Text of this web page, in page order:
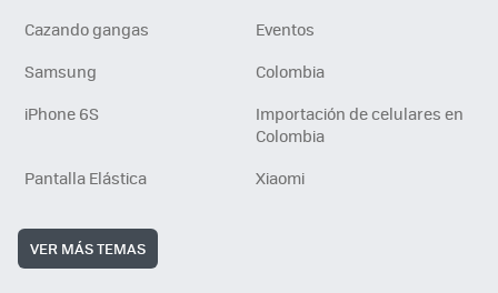
Cazando gangas
Eventos
Samsung
Colombia
iPhone 6S
Importación de celulares en
Colombia
Pantalla Elástica
Xiaomi
VER MÁS TEMAS